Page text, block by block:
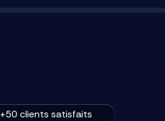
+50 clients satisfaits